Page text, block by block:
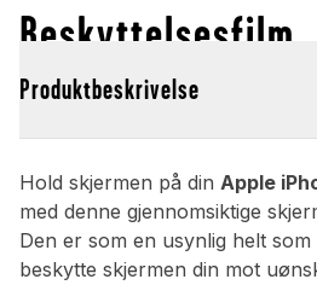
Beskyttelsesfilm
Produktbeskrivelse
Hold skjermen på din Apple
med denne gjennomsiktige
Den er som en usynlig helt
beskytte skjermen din mot